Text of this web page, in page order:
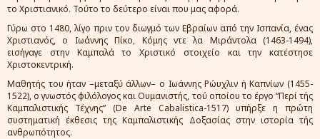
το Χριστιανικό. Τούτο το δεύτερο είναι που μας αφορά.
Γύρω στο 1480, λίγο πριν τον διωγμό των Εβραίων από την Ισπανία, ένας
Χριστιανός, ο Ιωάννης Πίκο, Κόμης ντε λα Μιράντολα (1463-1494),
εισήγαγε στην Καμπαλά το Χριστικό στοιχείο και την κατέστησε
Χριστοκεντρική.
Μαθητής του ήταν –μεταξύ άλλων– ο Ιωάννης Ρώυχλιν ή Καπνίων (1455-
1522), ο γνωστός φιλόλογος και Ουμανιστής, τού οποίου το έργο “Περί τής
Καμπαλιστικής Τέχνης” (De Arte Cabalistica-1517) υπήρξε η πρώτη
συστηματική έκθεσις της Καμπαλιστικής Δοξασίας στην ιστορία τής
ανθρωπότητος.